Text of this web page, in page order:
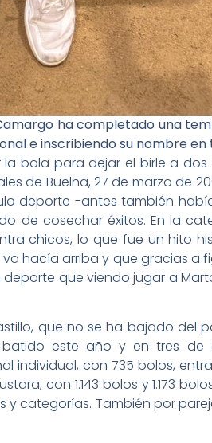
ha completado una
e inscribiendo su nombre
bola para dejar el birle a
de Buelna, 27 de marzo de
deporte -antes también
de cosechar éxitos. En la
chicos, lo que fue un hito
hacía arriba y que gracias a
que viendo jugar a
que no se ha bajado del
este año y en tres de
individual, con 735 bolos,
con 1.143 bolos y 1.173
y categorías. También por